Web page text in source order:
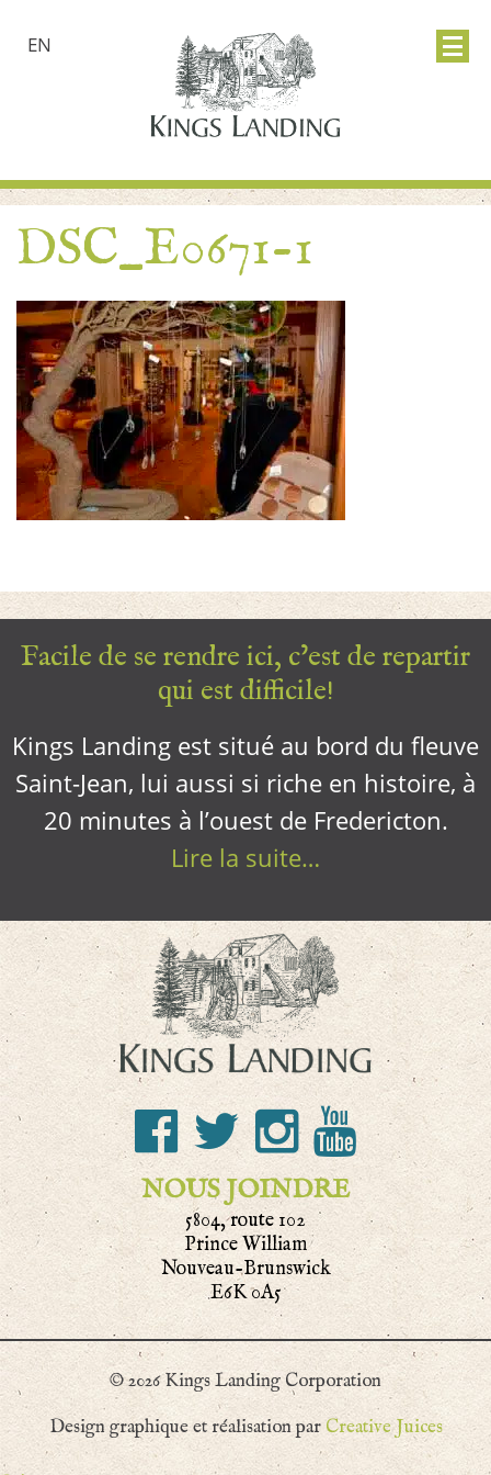
EN
DSC_E0671-1
Facile de se rendre ici, c’est de repartir
qui est difficile!
Kings Landing est situé au bord du fleuve
Saint-Jean, lui aussi si riche en histoire, à
20 minutes à l’ouest de Fredericton.
Lire la suite…
NOUS JOINDRE
5804, route 102
Prince William
Nouveau-Brunswick
E6K 0A5
© 2026 Kings Landing Corporation
Design graphique et réalisation par Creative Juices